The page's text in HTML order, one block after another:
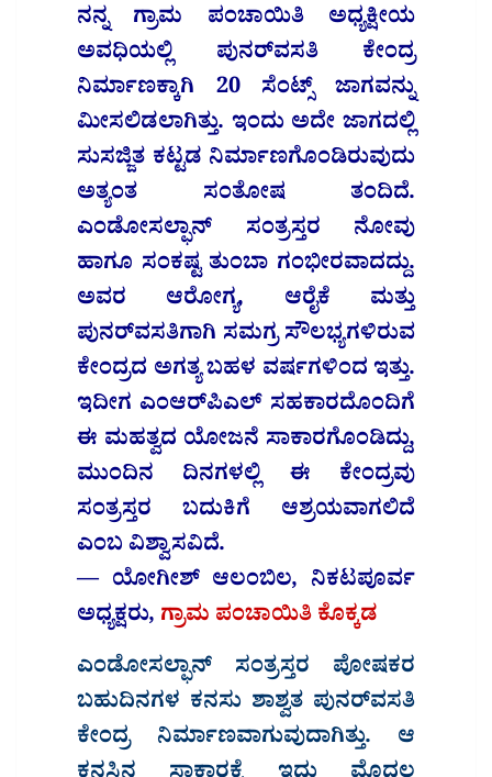
ನನ್ನ ಗ್ರಾಮ ಪಂಚಾಯಿತಿ ಅಧ್ಯಕ್ಷೀಯ
ಅವಧಿಯಲ್ಲಿ ಪುನರ್‌ವಸತಿ ಕೇಂದ್ರ
ನಿರ್ಮಾಣಕ್ಕಾಗಿ 20 ಸೆಂಟ್ಸ್ ಜಾಗವನ್ನು
ಮೀಸಲಿಡಲಾಗಿತ್ತು. ಇಂದು ಅದೇ ಜಾಗದಲ್ಲಿ
ಸುಸಜ್ಜಿತ ಕಟ್ಟಡ ನಿರ್ಮಾಣಗೊಂಡಿರುವುದು
ಅತ್ಯಂತ ಸಂತೋಷ ತಂದಿದೆ.
ಎಂಡೋಸಲ್ಫಾನ್ ಸಂತ್ರಸ್ತರ ನೋವು
ಹಾಗೂ ಸಂಕಷ್ಟ ತುಂಬಾ ಗಂಭೀರವಾದದ್ದು.
ಅವರ ಆರೋಗ್ಯ, ಆರೈಕೆ ಮತ್ತು
ಪುನರ್‌ವಸತಿಗಾಗಿ ಸಮಗ್ರ ಸೌಲಭ್ಯಗಳಿರುವ
ಕೇಂದ್ರದ ಅಗತ್ಯ ಬಹಳ ವರ್ಷಗಳಿಂದ ಇತ್ತು.
ಇದೀಗ ಎಂಆರ್‌ಪಿಎಲ್ ಸಹಕಾರದೊಂದಿಗೆ
ಈ ಮಹತ್ವದ ಯೋಜನೆ ಸಾಕಾರಗೊಂಡಿದ್ದು,
ಮುಂದಿನ ದಿನಗಳಲ್ಲಿ ಈ ಕೇಂದ್ರವು
ಸಂತ್ರಸ್ತರ ಬದುಕಿಗೆ ಆಶ್ರಯವಾಗಲಿದೆ
ಎಂಬ ವಿಶ್ವಾಸವಿದೆ.
— ಯೋಗೀಶ್ ಆಲಂಬಿಲ, ನಿಕಟಪೂರ್ವ
ಅಧ್ಯಕ್ಷರು, ಗ್ರಾಮ ಪಂಚಾಯಿತಿ ಕೊಕ್ಕಡ
ಎಂಡೋಸಲ್ಫಾನ್ ಸಂತ್ರಸ್ತರ ಪೋಷಕರ
ಬಹುದಿನಗಳ ಕನಸು ಶಾಶ್ವತ ಪುನರ್‌ವಸತಿ
ಕೇಂದ್ರ ನಿರ್ಮಾಣವಾಗುವುದಾಗಿತ್ತು. ಆ